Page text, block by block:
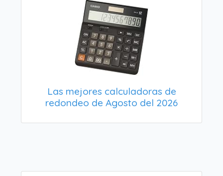
Las mejores calculadoras de
redondeo de Agosto del 2026